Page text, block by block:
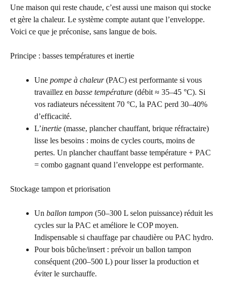
Une maison qui reste chaude, c’est aussi une maison qui stocke
et gère la chaleur. Le système compte autant que l’enveloppe.
Voici ce que je préconise, sans langue de bois.
Principe : basses températures et inertie
Une pompe à chaleur(PAC) est performante si vous
travaillez en basse température (débit ≈ 35–45 °C). Si
vos radiateurs nécessitent 70 °C, la PAC perd 30–40%
d’efficacité.
L’inertie (masse, plancher chauffant, brique réfractaire)
lisse les besoins : moins de cycles courts, moins de
pertes. Un plancher chauffant basse température + PAC
= combo gagnant quand l’enveloppe est performante.
Stockage tampon et priorisation
Un ballon tampon (50–300 L selon puissance) réduit les
cycles sur la PAC et améliore le COP moyen.
Indispensable si chauffage par chaudière ou PAC hydro.
Pour bois bûche/insert : prévoir un ballon tampon
conséquent (200–500 L) pour lisser la production et
éviter le surchauffe.